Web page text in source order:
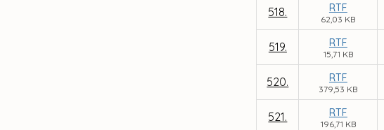
518. RTF
62,03 KB
519. RTF
15,71 KB
520. RTF
379,53 KB
521. RTF
196,71 KB